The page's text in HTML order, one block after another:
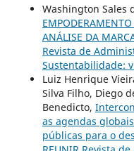
Washington Sales
ANÁLISE DA
Revista de
Sustentabilidade:
Luiz Henrique
Silva Filho, Diego
Benedicto,
as agendas
públicas para o